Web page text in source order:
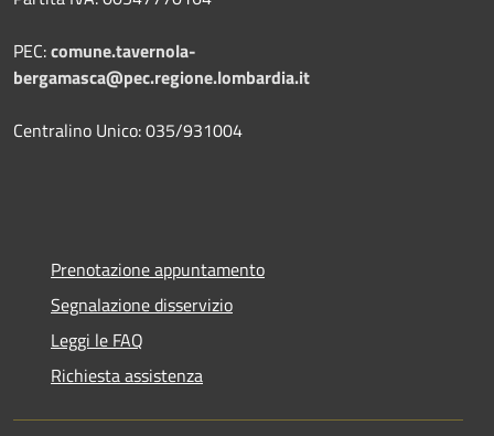
PEC:comune.tavernola-
bergamasca@pec.regione.lombardia.it
Centralino Unico: 035/931004
Prenotazione appuntamento
Segnalazione disservizio
Leggi le FAQ
Richiesta assistenza